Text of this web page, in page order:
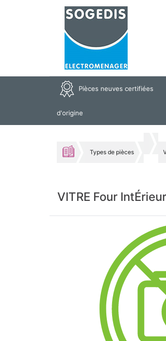
Pièces neuves certifiées
d'origine
Types de pièces
VITRE Four